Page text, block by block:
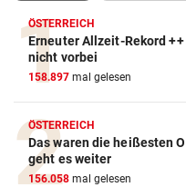
ÖSTERREICH
Erneuter Allzeit-Rekord
nicht vorbei
158.897 mal gelesen
ÖSTERREICH
Das waren die heißesten
geht es weiter
156.058 mal gelesen
Action-Cam Vergleich